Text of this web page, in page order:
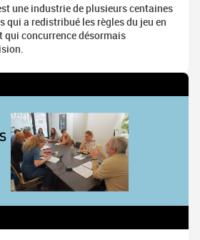
une industrie de plusieurs centaines
qui a redistribué les règles du jeu en
qui concurrence désormais